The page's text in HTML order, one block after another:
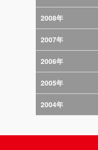
2008年
2007年
2006年
2005年
2004年